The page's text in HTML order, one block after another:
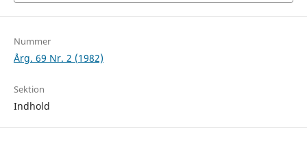
Nummer
Årg. 69 Nr. 2 (1982)
Sektion
Indhold